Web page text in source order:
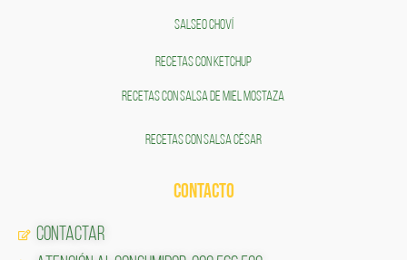
SALSEO CHOVÍ
RECETAS CON KETCHUP
RECETAS CON SALSA DE MIEL MOSTAZA
RECETAS CON SALSA CÉSAR
CONTACTO
Contactar